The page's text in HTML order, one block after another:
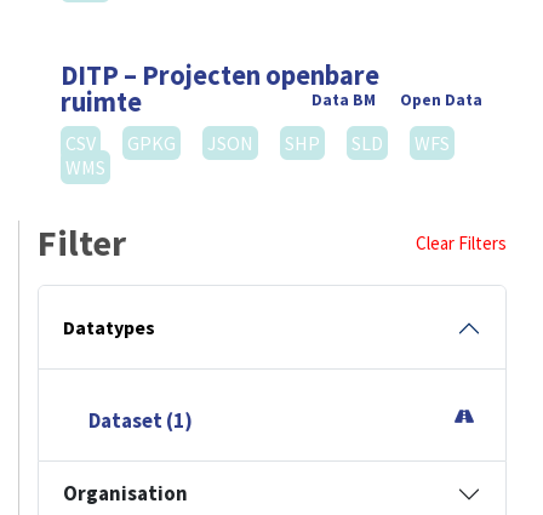
DITP – Projecten openbare
ruimte Open Data
Data BM
CSV GPKG JSON SHP SLD
WFS
WMS
Filter Clear Filters
Datatypes
Dataset (1)
Organisation